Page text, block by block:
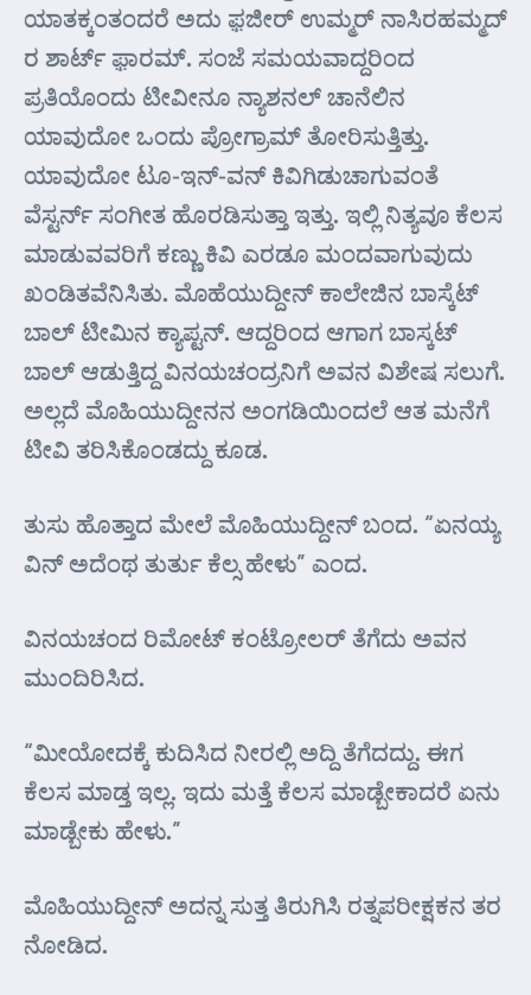
ಯಾತಕ್ಕಂತಂದರೆ ಅದು ಫ಼ಜೀರ್ ಉಮ್ಮರ್ ನಾಸಿರಹಮ್ಮದ್
ರ ಶಾರ್ಟ್ ಫ಼ಾರಮ್. ಸಂಜೆ ಸಮಯವಾದ್ದರಿಂದ
ಪ್ರತಿಯೊಂದು ಟೀವೀನೂ ನ್ಯಾಶನಲ್ ಚಾನೆಲಿನ
ಯಾವುದೋ ಒಂದು ಪ್ರೋಗ್ರಾಮ್ ತೋರಿಸುತ್ತಿತ್ತು.
ಯಾವುದೋ ಟೂ-ಇನ್-ವನ್ ಕಿವಿಗಿಡುಚಾಗುವಂತೆ
ವೆಸ್ಟರ್ನ್ ಸಂಗೀತ ಹೊರಡಿಸುತ್ತಾ ಇತ್ತು. ಇಲ್ಲಿ ನಿತ್ಯವೂ ಕೆಲಸ
ಮಾಡುವವರಿಗೆ ಕಣ್ಣು ಕಿವಿ ಎರಡೂ ಮಂದವಾಗುವುದು
ಖಂಡಿತವೆನಿಸಿತು. ಮೊಹೆಯುದ್ದೀನ್ ಕಾಲೇಜಿನ ಬಾಸ್ಕೆಟ್
ಬಾಲ್ ಟೀಮಿನ ಕ್ಯಾಪ್ಟನ್. ಆದ್ದರಿಂದ ಆಗಾಗ ಬಾಸ್ಕಟ್
ಬಾಲ್ ಆಡುತ್ತಿದ್ದ ವಿನಯಚಂದ್ರನಿಗೆ ಅವನ ವಿಶೇಷ ಸಲುಗೆ.
ಅಲ್ಲದೆ ಮೊಹಿಯುದ್ದೀನನ ಅಂಗಡಿಯಿಂದಲೆ ಆತ ಮನೆಗೆ
ಟೀವಿ ತರಿಸಿಕೊಂಡದ್ದು ಕೂಡ.
ತುಸು ಹೊತ್ತಾದ ಮೇಲೆ ಮೊಹಿಯುದ್ದೀನ್ ಬಂದ. “ಏನಯ್ಯ
ವಿನ್ ಅದೆಂಥ ತುರ್ತು ಕೆಲ್ಸ ಹೇಳು” ಎಂದ.
ವಿನಯಚಂದ ರಿಮೋಟ್ ಕಂಟ್ರೋಲರ್ ತೆಗೆದು ಅವನ
ಮುಂದಿರಿಸಿದ.
“ಮೀಯೋದಕ್ಕೆ ಕುದಿಸಿದ ನೀರಲ್ಲಿ ಅದ್ದಿ ತೆಗೆದದ್ದು. ಈಗ
ಕೆಲಸ ಮಾಡ್ತ ಇಲ್ಲ. ಇದು ಮತ್ತೆ ಕೆಲಸ ಮಾಡ್ಬೇಕಾದರೆ ಏನು
ಮಾಡ್ಬೇಕು ಹೇಳು.”
ಮೊಹಿಯುದ್ದೀನ್ ಅದನ್ನ ಸುತ್ತ ತಿರುಗಿಸಿ ರತ್ನಪರೀಕ್ಷಕನ ತರ
ನೋಡಿದ.